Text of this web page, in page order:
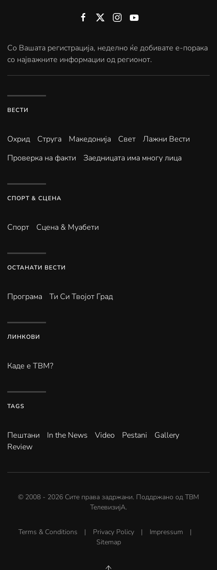
Со Вашата регистрација, неделно ќе добивате е-порака
со најважните информации од регионот.
ВЕСТИ
Охрид Струга Македонија Свет
Лажни Вести
Проверка на факти
Заедницата има многу лица
СПОРТ & СЦЕНА
Спорт Сцена & Муабети
ОСТАНАТИ ВЕСТИ
Програма Ти Си Твојот Град
ЛИНКОВИ
Каде е ТВМ?
TAGS
Пештани In the News Video Pestani
Gallery
Review
© 2008 - 2026 Сите права задржани. Поддржано од ТВМ
ТелевизијА.
Terms & Conditions | Privacy Policy | Impressum |
Sitemap